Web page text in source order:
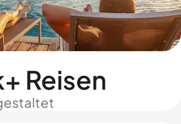
Reisen